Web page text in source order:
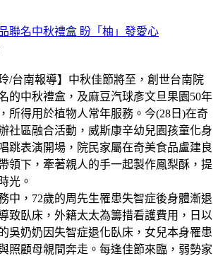
聯名中秋禮盒 盼「柚」發愛心
/台南報導】中秋佳節將至，創世台南院
的中秋禮盒，及麻豆汽球彥文旦果園50年
所得用於植物人常年服務。今(28日)在奇
社區融合活動，威斯康辛幼兒園孩童化身
跳表演開場，院民家屬在奇美食品盧建良
領下，牽著親人的手一起製作鳳梨酥，提
光。
中，72歲的周先生罹患失智症後身體漸退
致臥床，外籍太太為籌措看護費用，日以
吳奶奶因失智症退化臥床，女兒本身罹患
照顧母親間奔走。每逢佳節來臨，弱勢家